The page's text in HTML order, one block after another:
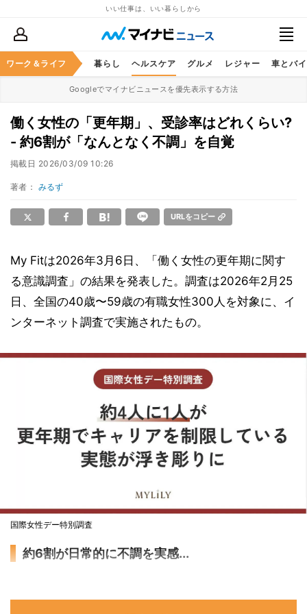
いい仕事は、いい暮らしから
ワーク＆ライフ
ススキル マネー 暮らし ヘルスケア グルメ レジャー 車とバ
Googleでマイナビニュースを優先表示する方法
働く女性の「更年期」、受診率はどれくらい?
- 約6割が「なんとなく不調」を自覚
掲載日 2026/03/09 10:26
著者： みるず
URLをコピー
My Fitは2026年3月6日、「働く女性の更年期に関す
る意識調査」の結果を発表した。調査は2026年2月25
日、全国の40歳〜59歳の有職女性300人を対象に、イ
ンターネット調査で実施されたもの。
国際女性デー特別調査
約6割が日常的に不調を実感...